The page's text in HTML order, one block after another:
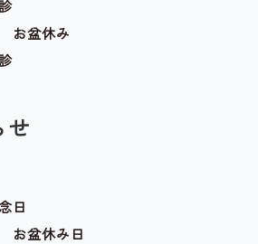
お盆休み
せ
日
お盆休み日